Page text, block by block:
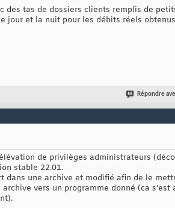
des tas de dossiers clients remplis de
jour et la nuit pour les débits réels
Répondre
de privilèges administrateurs
stable 22.01.
une archive et modifié afin de le
vers un programme donné (ca s'est